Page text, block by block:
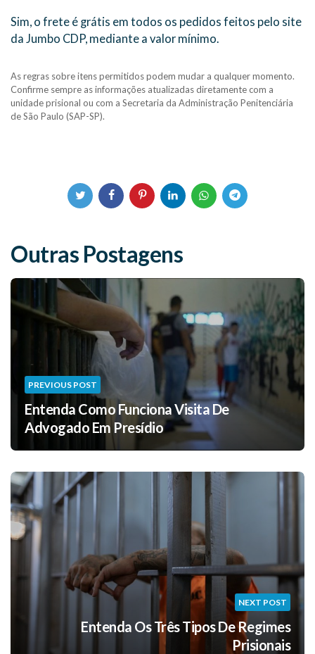
Sim, o frete é grátis em todos os pedidos feitos pelo site
da Jumbo CDP, mediante a valor mínimo.
As regras sobre itens permitidos podem mudar a qualquer momento.
Confirme sempre as informações atualizadas diretamente com a
unidade prisional ou com a Secretaria da Administração Penitenciária
de São Paulo (SAP-SP).
Outras Postagens
PREVIOUS POST
Entenda Como Funciona Visita De
Advogado Em Presídio
NEXT POST
Entenda Os Três Tipos De Regimes
Prisionais